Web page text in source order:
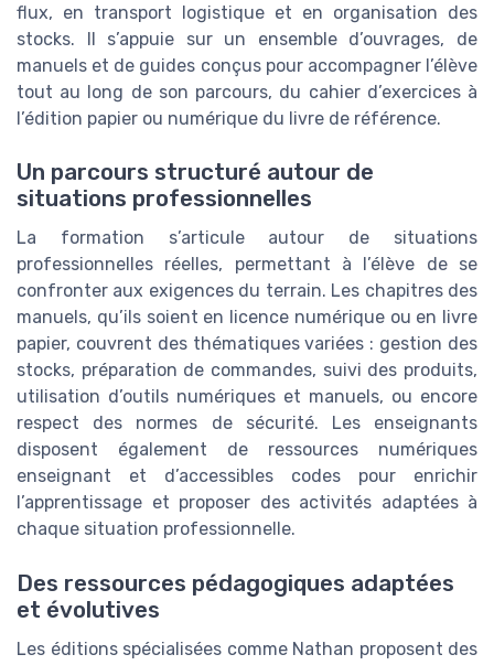
flux, en transport logistique et en organisation des
stocks. Il s’appuie sur un ensemble d’ouvrages, de
manuels et de guides conçus pour accompagner l’élève
tout au long de son parcours, du cahier d’exercices à
l’édition papier ou numérique du livre de référence.
Un parcours structuré autour de
situations professionnelles
La formation s’articule autour de situations
professionnelles réelles, permettant à l’élève de se
confronter aux exigences du terrain. Les chapitres des
manuels, qu’ils soient en licence numérique ou en livre
papier, couvrent des thématiques variées : gestion des
stocks, préparation de commandes, suivi des produits,
utilisation d’outils numériques et manuels, ou encore
respect des normes de sécurité. Les enseignants
disposent également de ressources numériques
enseignant et d’accessibles codes pour enrichir
l’apprentissage et proposer des activités adaptées à
chaque situation professionnelle.
Des ressources pédagogiques adaptées
et évolutives
Les éditions spécialisées comme Nathan proposent des